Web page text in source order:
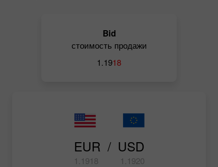
Bid
стоимость продажи
1.1918
EUR  /  USD
1.1918 1.1920